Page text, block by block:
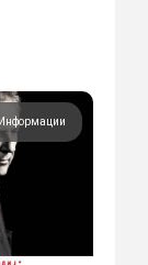
Информации